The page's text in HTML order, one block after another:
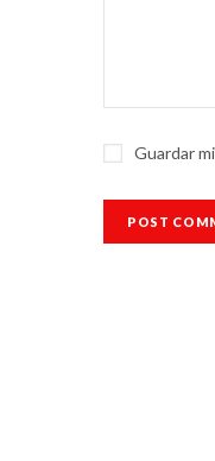
Guardar